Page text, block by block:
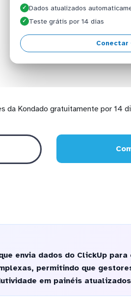
✓ Dados atualizados
✓ Teste grátis por 14 dias
Conectar
da Kondado gratuitamente por 14
envia dados do ClickUp
permitindo que
em painéis